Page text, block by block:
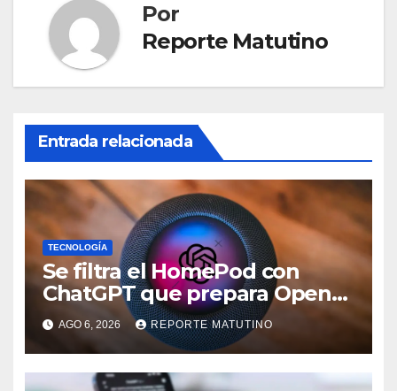
Por
Reporte Matutino
Entrada relacionada
TECNOLOGÍA
Se filtra el HomePod con
ChatGPT que prepara OpenAI
y su diseño es una locura
AGO 6, 2026 REPORTE MATUTINO